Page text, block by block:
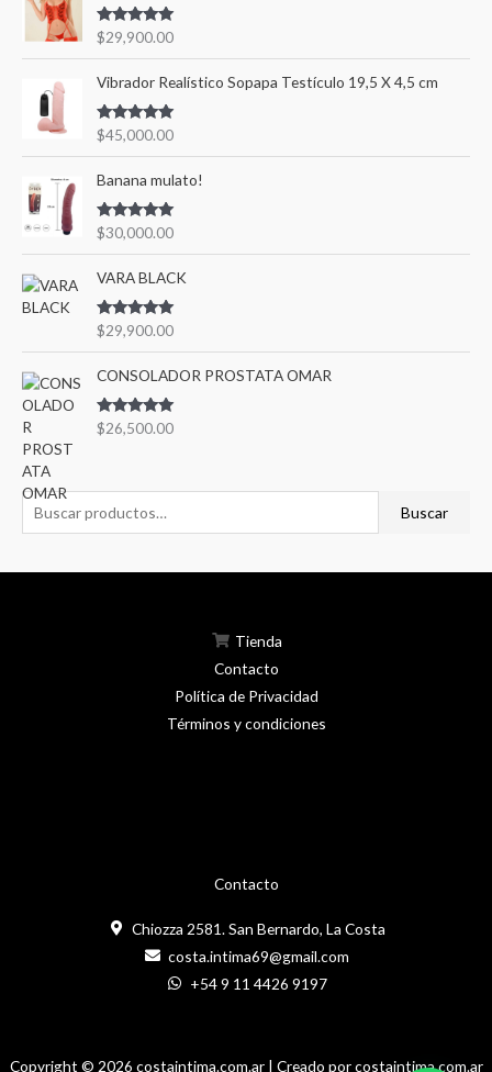
Valorado en
5.00
$29,900.00
Vibrador Realístico Sopapa Testículo 19,5 X 4,5 cm
Valorado en
5.00
$45,000.00
Banana mulato!
Valorado en
5.00
$30,000.00
VARA BLACK
Valorado en
5.00
$29,900.00
CONSOLADOR PROSTATA OMAR
Valorado en
5.00
$26,500.00
Buscar
Contacto
Chiozza 2581. San Bernardo, La Costa
costa.intima69@gmail.com
+54 9 11 4426 9197
Tienda
Contacto
Política de Privacidad
Términos y condiciones
Copyright © 2026 costaintima.com.ar | Creado por costaintima.com.ar